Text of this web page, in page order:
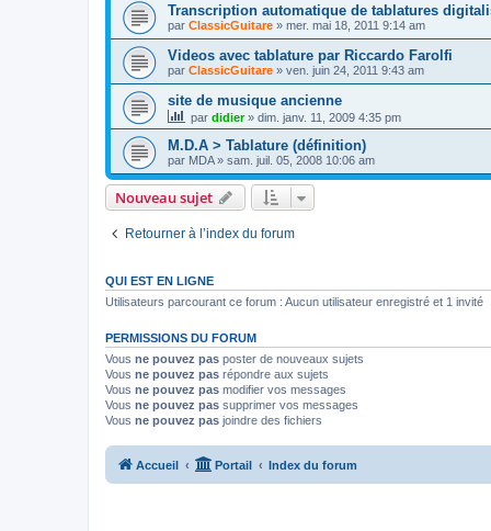
Transcription automatique de tablatures
par ClassicGuitare » mer. mai 18, 2011 9:14 am
Videos avec tablature par Riccardo Farolfi
par ClassicGuitare » ven. juin 24, 2011 9:43 am
site de musique ancienne
par didier» dim. janv. 11, 2009 4:35 pm
M.D.A > Tablature (définition)
par MDA» sam. juil. 05, 2008 10:06 am
Nouveau sujet
Retourner à l’index du forum
QUI EST EN LIGNE
Utilisateurs parcourant ce forum : Aucun utilisateur enregistré et 1 invité
PERMISSIONS DU FORUM
Vous ne pouvez pas poster de nouveaux sujets
Vous ne pouvez pas répondre aux sujets
Vous ne pouvez pas modifier vos messages
Vous ne pouvez pas supprimer vos messages
Vous ne pouvez pas joindre des fichiers
Accueil Portail Index du forum